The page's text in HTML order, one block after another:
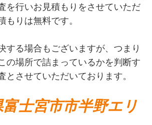
を行いお見積もりをさせていただ
もりは無料です。
する場合もございますが、つまり
の場所で詰まっているかを判断す
とさせていただいております。
士宮市市半野エリ